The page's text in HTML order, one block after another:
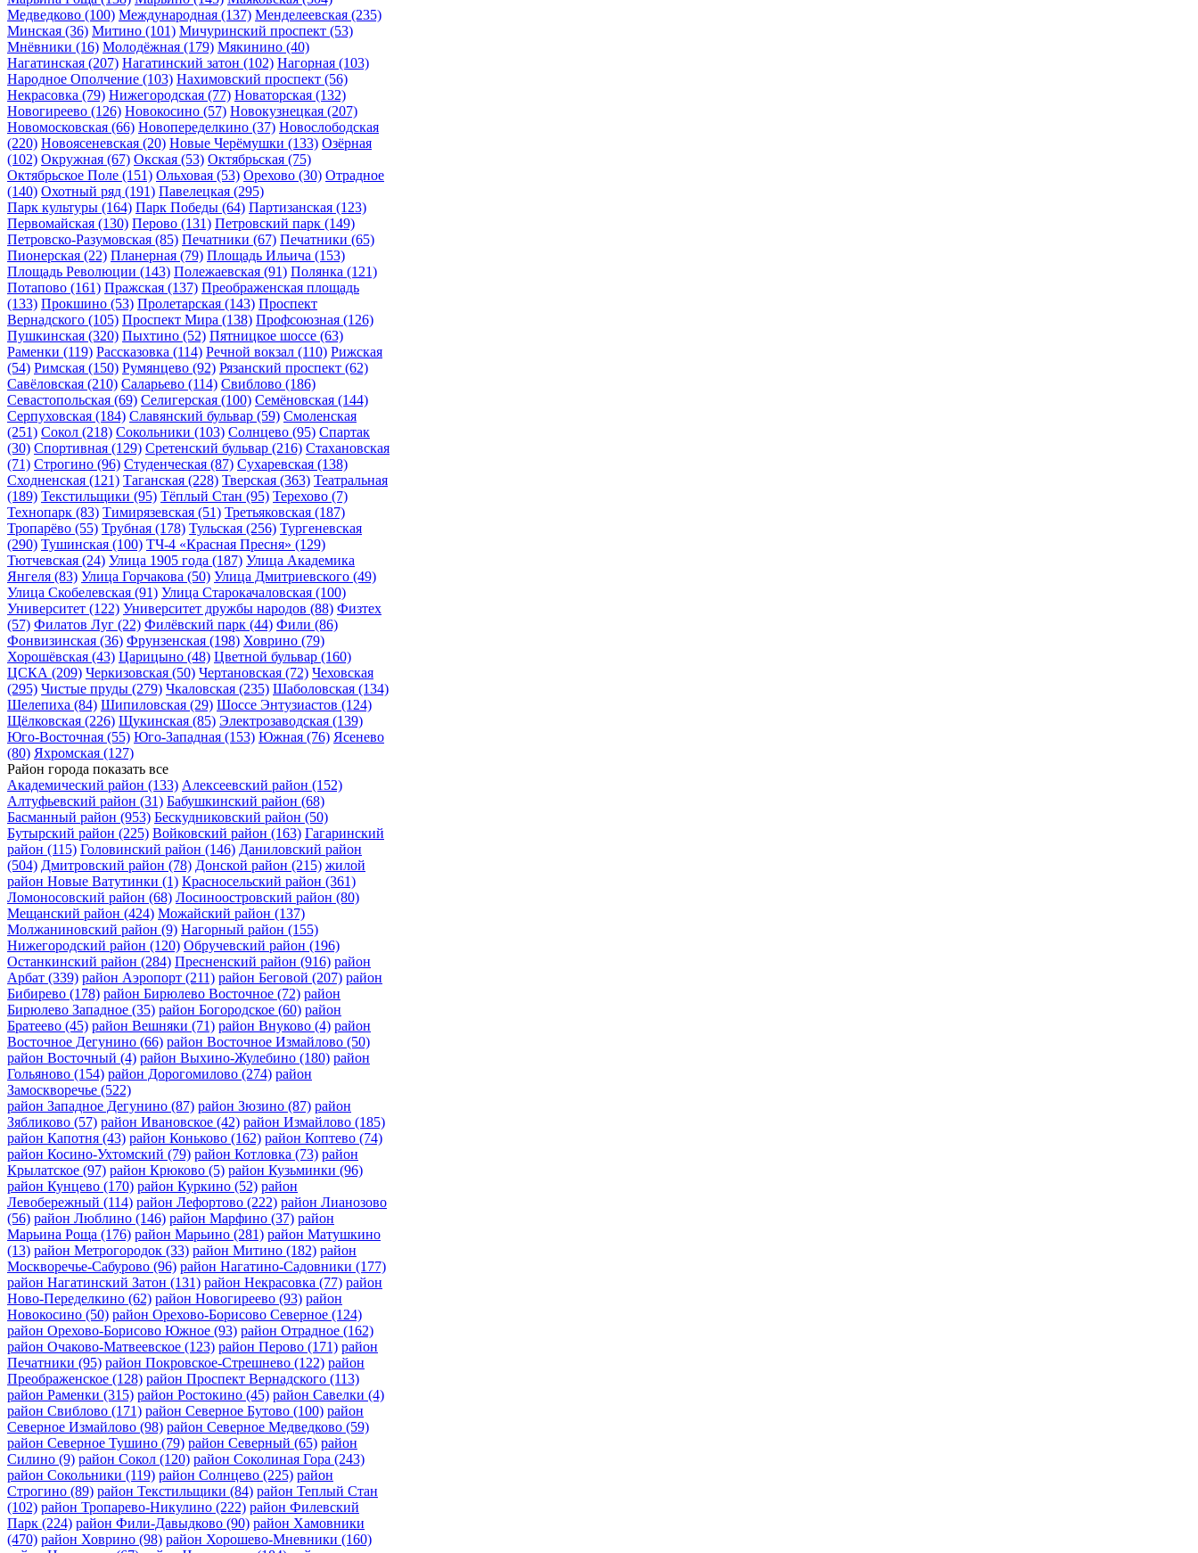
Медведково (100) Международная (137) Менделеевская (235)
Минская (36) Митино (101) Мичуринский проспект (53)
Мнёвники (16) Молодёжная (179) Мякинино (40)
Нагатинская (207) Нагатинский затон (102) Нагорная (103)
Народное Ополчение (103) Нахимовский проспект (56)
Некрасовка (79) Нижегородская (77) Новаторская (132)
Новогиреево (126) Новокосино (57) Новокузнецкая (207)
Новомосковская (66) Новопеределкино (37) Новослободская
(220) Новоясеневская (20) Новые Черёмушки (133) Озёрная
(102) Окружная (67) Окская (53) Октябрьская (75)
Октябрьское Поле (151) Ольховая (53) Орехово (30) Отрадное
(140) Охотный ряд (191) Павелецкая (295)
Парк культуры (164) Парк Победы (64) Партизанская (123)
Первомайская (130) Перово (131) Петровский парк (149)
Петровско-Разумовская (85) Печатники (67) Печатники (65)
Пионерская (22) Планерная (79) Площадь Ильича (153)
Площадь Революции (143) Полежаевская (91) Полянка (121)
Потапово (161) Пражская (137) Преображенская площадь
(133) Прокшино (53) Пролетарская (143) Проспект
Вернадского (105) Проспект Мира (138) Профсоюзная (126)
Пушкинская (320) Пыхтино (52) Пятницкое шоссе (63)
Раменки (119) Рассказовка (114) Речной вокзал (110) Рижская
(54) Римская (150) Румянцево (92) Рязанский проспект (62)
Савёловская (210) Саларьево (114) Свиблово (186)
Севастопольская (69) Селигерская (100) Семёновская (144)
Серпуховская (184) Славянский бульвар (59) Смоленская
(251) Сокол (218) Сокольники (103) Солнцево (95) Спартак
(30) Спортивная (129) Сретенский бульвар (216) Стахановская
(71) Строгино (96) Студенческая (87) Сухаревская (138)
Сходненская (121) Таганская (228) Тверская (363) Театральная
(189) Текстильщики (95) Тёплый Стан (95) Терехово (7)
Технопарк (83) Тимирязевская (51) Третьяковская (187)
Тропарёво (55) Трубная (178) Тульская (256) Тургеневская
(290) Тушинская (100) ТЧ-4 «Красная Пресня» (129)
Тютчевская (24) Улица 1905 года (187) Улица Академика
Янгеля (83) Улица Горчакова (50) Улица Дмитриевского (49)
Улица Скобелевская (91) Улица Старокачаловская (100)
Университет (122) Университет дружбы народов (88) Физтех
(57) Филатов Луг (22) Филёвский парк (44) Фили (86)
Фонвизинская (36) Фрунзенская (198) Ховрино (79)
Хорошёвская (43) Царицыно (48) Цветной бульвар (160)
ЦСКА (209) Черкизовская (50) Чертановская (72) Чеховская
(295) Чистые пруды (279) Чкаловская (235) Шаболовская (134)
Шелепиха (84) Шипиловская (29) Шоссе Энтузиастов (124)
Щёлковская (226) Щукинская (85) Электрозаводская (139)
Юго-Восточная (55) Юго-Западная (153) Южная (76) Ясенево
(80) Яхромская (127)
Район города показать все
Академический район (133) Алексеевский район (152)
Алтуфьевский район (31) Бабушкинский район (68)
Басманный район (953) Бескудниковский район (50)
Бутырский район (225) Войковский район (163) Гагаринский
район (115) Головинский район (146) Даниловский район
(504) Дмитровский район (78) Донской район (215) жилой
район Новые Ватутинки (1) Красносельский район (361)
Ломоносовский район (68) Лосиноостровский район (80)
Мещанский район (424) Можайский район (137)
Молжаниновский район (9) Нагорный район (155)
Нижегородский район (120) Обручевский район (196)
Останкинский район (284) Пресненский район (916) район
Арбат (339) район Аэропорт (211) район Беговой (207) район
Бибирево (178) район Бирюлево Восточное (72) район
Бирюлево Западное (35) район Богородское (60) район
Братеево (45) район Вешняки (71) район Внуково (4) район
Восточное Дегунино (66) район Восточное Измайлово (50)
район Восточный (4) район Выхино-Жулебино (180) район
Гольяново (154) район Дорогомилово (274) район
Замоскворечье (522)
район Западное Дегунино (87) район Зюзино (87) район
Зябликово (57) район Ивановское (42) район Измайлово (185)
район Капотня (43) район Коньково (162) район Коптево (74)
район Косино-Ухтомский (79) район Котловка (73) район
Крылатское (97) район Крюково (5) район Кузьминки (96)
район Кунцево (170) район Куркино (52) район
Левобережный (114) район Лефортово (222) район Лианозово
(56) район Люблино (146) район Марфино (37) район
Марьина Роща (176) район Марьино (281) район Матушкино
(13) район Метрогородок (33) район Митино (182) район
Москворечье-Сабурово (96) район Нагатино-Садовники (177)
район Нагатинский Затон (131) район Некрасовка (77) район
Ново-Переделкино (62) район Новогиреево (93) район
Новокосино (50) район Орехово-Борисово Северное (124)
район Орехово-Борисово Южное (93) район Отрадное (162)
район Очаково-Матвеевское (123) район Перово (171) район
Печатники (95) район Покровское-Стрешнево (122) район
Преображенское (128) район Проспект Вернадского (113)
район Раменки (315) район Ростокино (45) район Савелки (4)
район Свиблово (171) район Северное Бутово (100) район
Северное Измайлово (98) район Северное Медведково (59)
район Северное Тушино (79) район Северный (65) район
Силино (9) район Сокол (120) район Соколиная Гора (243)
район Сокольники (119) район Солнцево (225) район
Строгино (89) район Текстильщики (84) район Теплый Стан
(102) район Тропарево-Никулино (222) район Филевский
Парк (224) район Фили-Давыдково (90) район Хамовники
(470) район Ховрино (98) район Хорошево-Мневники (160)